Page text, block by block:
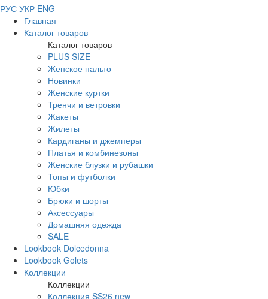
РУС УКР ENG
Главная
Каталог товаров
Каталог товаров
PLUS SIZE
Женское пальто
Новинки
Женские куртки
Тренчи и ветровки
Жакеты
Жилеты
Кардиганы и джемперы
Платья и комбинезоны
Женские блузки и рубашки
Топы и футболки
Юбки
Брюки и шорты
Аксессуары
Домашняя одежда
SALE
Lookbook Dolcedonna
Lookbook Golets
Коллекции
Коллекции
Коллекция SS26 new